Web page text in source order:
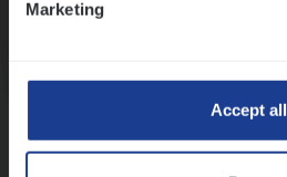
Marketing
Accept all